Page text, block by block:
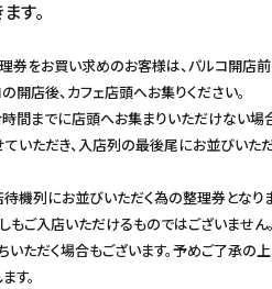
日本語
す。
をお買い求めのお客様は、パルコ開店
開店後、カフェ店頭へお集りください。
までに店頭へお集まりいただけない場
いただき、入店列の最後尾にお並びいた
機列にお並びいただく為の整理券となり
ご入店いただけるものではございません
ただく場合もございます。予めご了承の上
す。